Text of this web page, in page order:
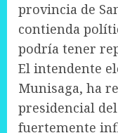
provincia de
contienda
podría tener
El intendente
Munisaga, ha
presidencial
fuertemente